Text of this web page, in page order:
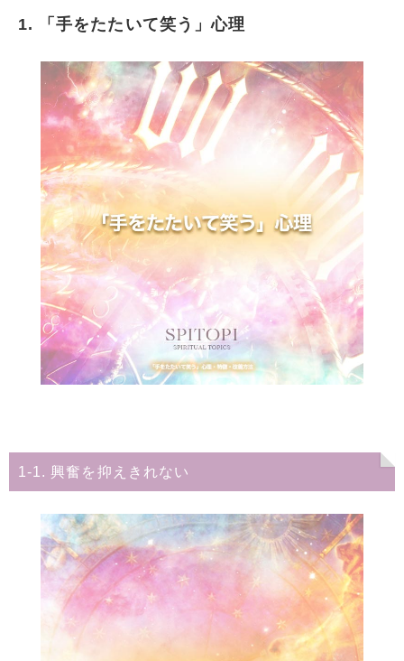
「手をたたいて笑う」心理
「手をたたいて笑う」人の特徴
「手をたたいて笑う」人の世間のイメージや印
象
「手をたたいて笑う」ことのメリットとデメリ
ット
「手をたたいて笑う」癖を改善する方法
まとめ
1. 「手をたたいて笑う」心理
1-1. 興奮を抑えきれない